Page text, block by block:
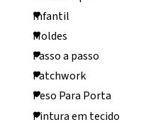
Infantil
Moldes
Passo a passo
Patchwork
Peso Para Porta
Pintura em tecido